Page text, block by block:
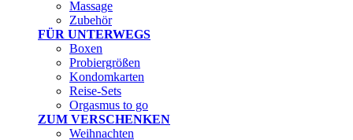
Massage
Zubehör
FÜR UNTERWEGS
Boxen
Probiergrößen
Kondomkarten
Reise-Sets
Orgasmus to go
ZUM VERSCHENKEN
Weihnachten